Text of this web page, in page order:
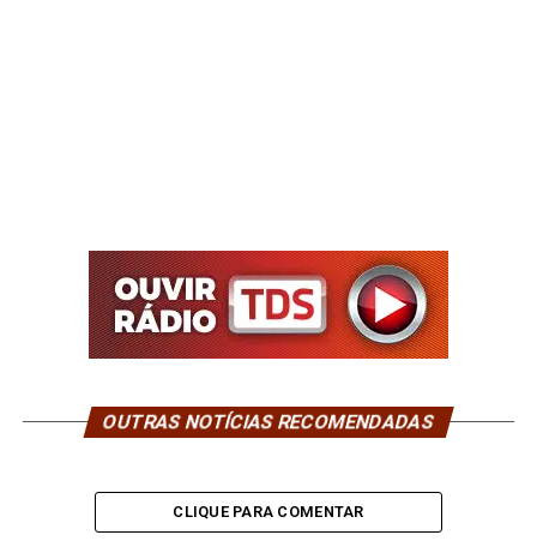
OUTRAS NOTÍCIAS RECOMENDADAS
CLIQUE PARA COMENTAR